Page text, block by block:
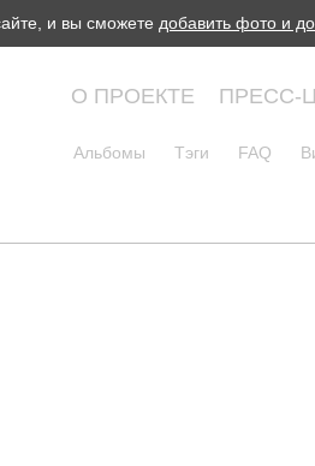
и вы сможете добавить фото и
О ПРОЕКТЕ ПРЕСС-
Альбомы Тэги FAQ